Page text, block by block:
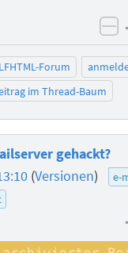
Forum
im Thread-Baum
gehackt?
(Versionen)
e-